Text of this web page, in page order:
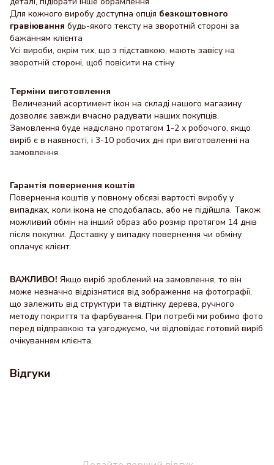
Для кожного виробу доступна опція безкоштовного
гравіювання будь-якого тексту на зворотній стороні за
бажанням клієнта
Усі вироби, окрім тих, що з підставкою, мають завісу на
зворотній стороні, щоб повісити на стіну
Терміни виготовлення
Величезний асортимент ікон на складі нашого магазину
дозволяє завжди вчасно радувати наших покупців.
Замовлення буде надіслано протягом 1-2 х робочого, якщо
виріб є в наявності, і 3-10 робочих дні при виготовленні на
замовлення
Гарантія повернення коштів
Повернення коштів у повному обсязі вартості виробу у
випадках, коли ікона не сподобалась, або не підійшла. Також
можливий обмін на інший образ або розмір протягом 14 днів
після покупки. Доставку y випадку повернення чи обміну
оплачує клієнт.
ВАЖЛИВО! Якщо виріб зроблений на замовлення, то він
може незначно відрізнятися від зображення на фотографії,
що залежить від структури та відтінку дерева, ручного
методу покриття та фарбування. При потребі ми робимо фото
перед відправкою та узгоджуємо, чи відповідає готовий виріб
очікуванням клієнта.
Відгуки